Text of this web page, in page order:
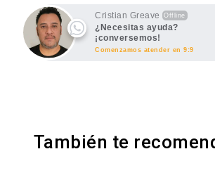
Cristian Greave Offline
¿Necesitas ayuda?
¡conversemos!
Comenzamos atender en 9:9
También te